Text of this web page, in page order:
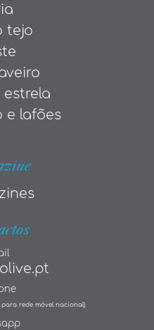
tejo
estrela
e lafões
para rede móvel nacional)